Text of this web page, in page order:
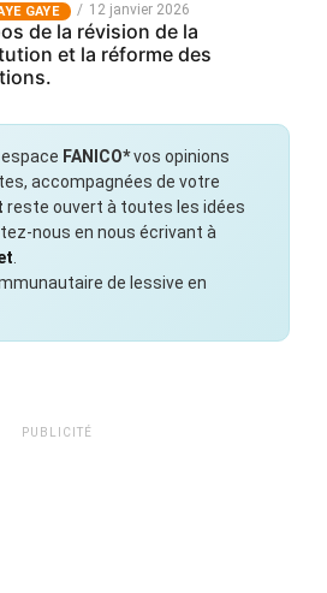
GAYE 12 janvier 2026
de la révision de la
et la réforme des
FANICO*vos opinions
accompagnées de votre
reste ouvert à toutes les idées
nous en nous écrivant à
de lessive en
PUBLICITÉ